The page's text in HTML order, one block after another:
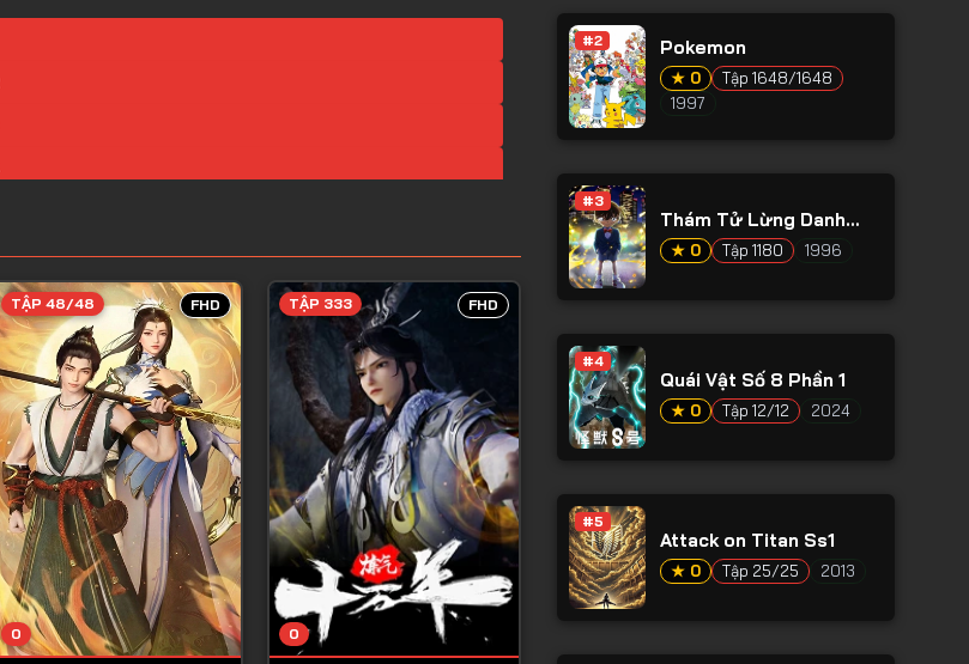
FHD
0
TẬP 48/48 FHD
0
TẬP 333
#2 Pokemon
★ 0
Tập 1648/1648
1997
#3
Thám Tử Lừng Danh
Conan
★ 0 Tập 1180 1996
#4
Quái Vật Số 8 Phần 1
★ 0 Tập 12/12 2024
#5
Attack on Titan Ss1
★ 0 Tập 25/25 2013